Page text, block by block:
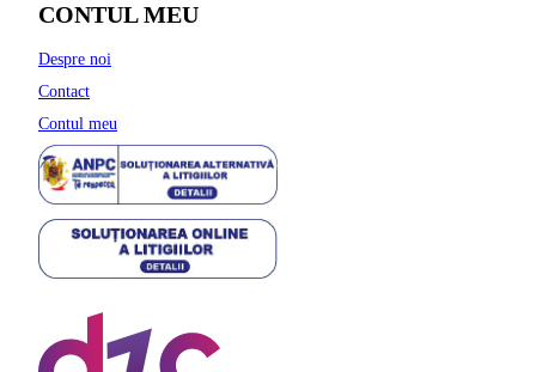
CONTUL MEU
Despre noi
Contact
Contul meu